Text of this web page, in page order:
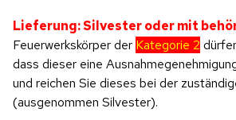
Lieferung: Silvester oder mit
Feuerwerkskörper der Kategorie 2
dass dieser eine
und reichen Sie dieses bei der
(ausgenommen Silvester).